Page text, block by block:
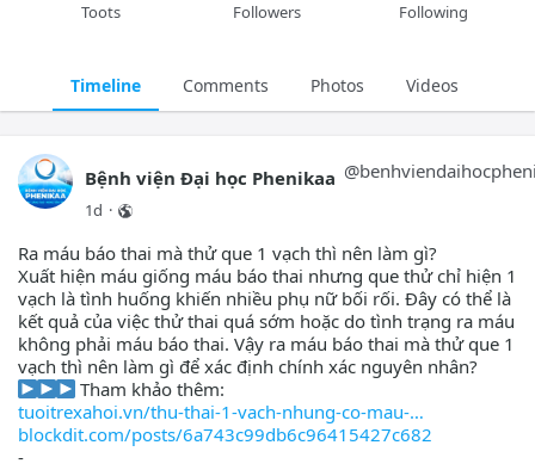
Toots Followers Following
Timeline Comments Photos Videos
Bệnh viện Đại học Phenikaa @
1d ·
Ra máu báo thai mà thử que 1 vạch thì nên làm gì?
Xuất hiện máu giống máu báo thai nhưng que thử chỉ hiện 1
vạch là tình huống khiến nhiều phụ nữ bối rối. Đây có thể là
kết quả của việc thử thai quá sớm hoặc do tình trạng ra máu
không phải máu báo thai. Vậy ra máu báo thai mà thử que 1
vạch thì nên làm gì để xác định chính xác nguyên nhân?
Tham khảo thêm:
tuoitrexahoi.vn/thu-thai-1-vach-nhung-co-mau-
blockdit.com/posts/6a743c99db6c96415427c682
-